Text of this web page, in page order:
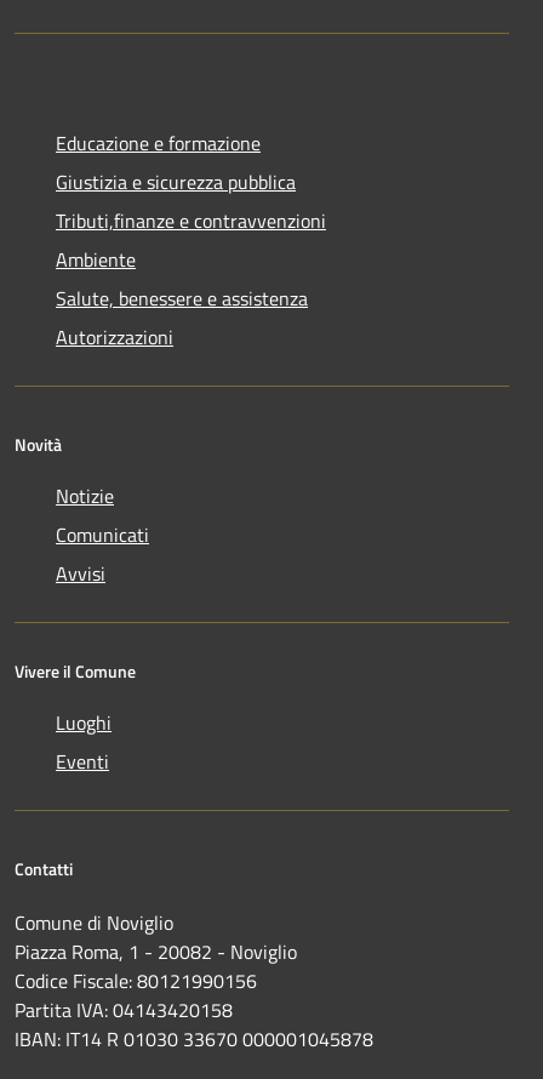
Educazione e formazione
Giustizia e sicurezza pubblica
Tributi,finanze e contravvenzioni
Ambiente
Salute, benessere e assistenza
Autorizzazioni
Novità
Notizie
Comunicati
Avvisi
Vivere il Comune
Luoghi
Eventi
Contatti
Comune di Noviglio
Piazza Roma, 1 - 20082 - Noviglio
Codice Fiscale: 80121990156
Partita IVA: 04143420158
IBAN: IT14 R 01030 33670 000001045878